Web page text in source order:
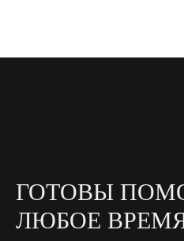
ГОТОВЫ
ЛЮБОЕ